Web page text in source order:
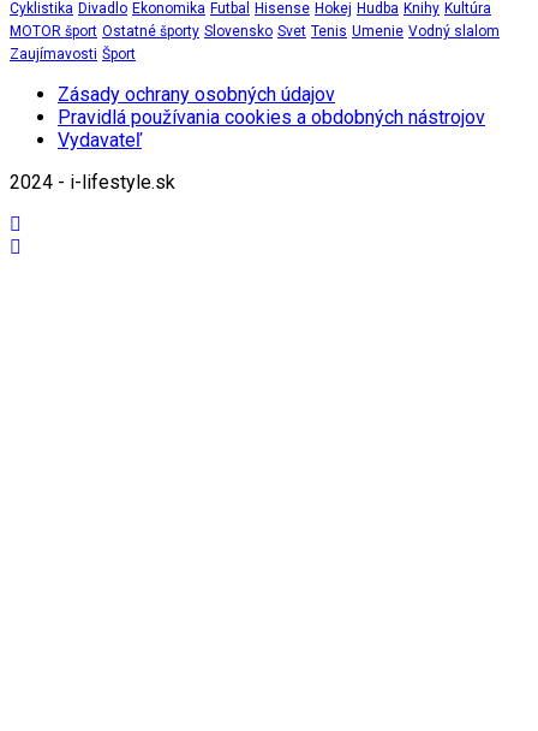
Cyklistika Divadlo Ekonomika Futbal Hisense Hokej Hudba Knihy Kultúra
MOTOR šport Ostatné športy Slovensko Svet Tenis Umenie Vodný slalom
Zaujímavosti Šport
Zásady ochrany osobných údajov
Pravidlá používania cookies a obdobných nástrojov
Vydavateľ
2024 - i-lifestyle.sk